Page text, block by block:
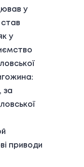
у
у
за
приводи